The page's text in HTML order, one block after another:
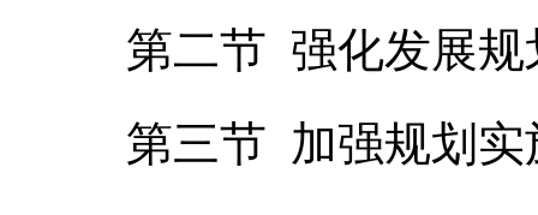
第二节 强化发展规
第三节 加强规划实